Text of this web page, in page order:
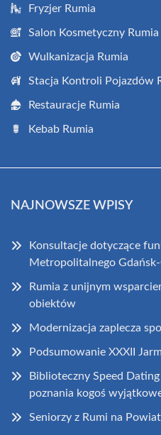
Fryzjer Rumia
Salon Kosmetyczny Rumia
Wulkanizacja Rumia
Stacja Kontroli Pojazdów
Restauracje Rumia
Kebab Rumia
NAJNOWSZE WPISY
Konsultacje dotyczące
Metropolitalnego
Rumia z unijnym
obiektów
Modernizacja zaplecza
Podsumowanie XXXII
Biblioteczny Speed
poznania kogoś
Seniorzy z Rumi na